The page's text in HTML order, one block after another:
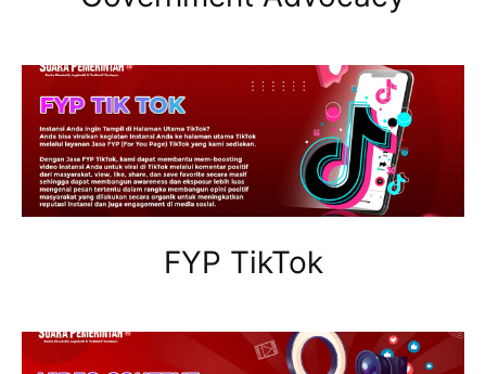
FYP TikTok